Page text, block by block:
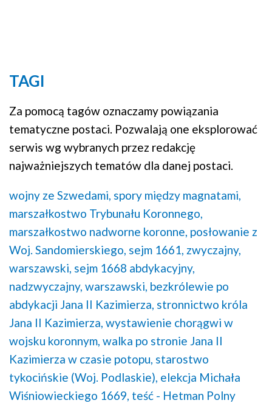
TAGI
Za pomocą tagów oznaczamy powiązania
tematyczne postaci. Pozwalają one eksplorować
serwis wg wybranych przez redakcję
najważniejszych tematów dla danej postaci.
wojny ze Szwedami, spory między magnatami,
marszałkostwo Trybunału Koronnego,
marszałkostwo nadworne koronne, posłowanie z
Woj. Sandomierskiego, sejm 1661, zwyczajny,
warszawski, sejm 1668 abdykacyjny,
nadzwyczajny, warszawski, bezkrólewie po
abdykacji Jana II Kazimierza, stronnictwo króla
Jana II Kazimierza, wystawienie chorągwi w
wojsku koronnym, walka po stronie Jana II
Kazimierza w czasie potopu, starostwo
tykocińskie (Woj. Podlaskie), elekcja Michała
Wiśniowieckiego 1669, teść - Hetman Polny